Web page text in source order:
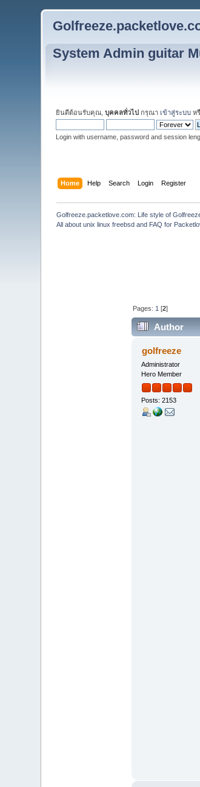
System Admin guitar
ยินดีต้อนรับคุณ,บุคคลทั่วไป กรุณา เข้าสู่ระบบ ห
Login with username, password and session
Home Help Search Login Register
Golfreeze.packetlove.com: Life style of
All about unix linux freebsd and FAQ for
Pages: 1 [2]
Author
times)
golfreeze
Administrator
Hero Member
Posts: 2153